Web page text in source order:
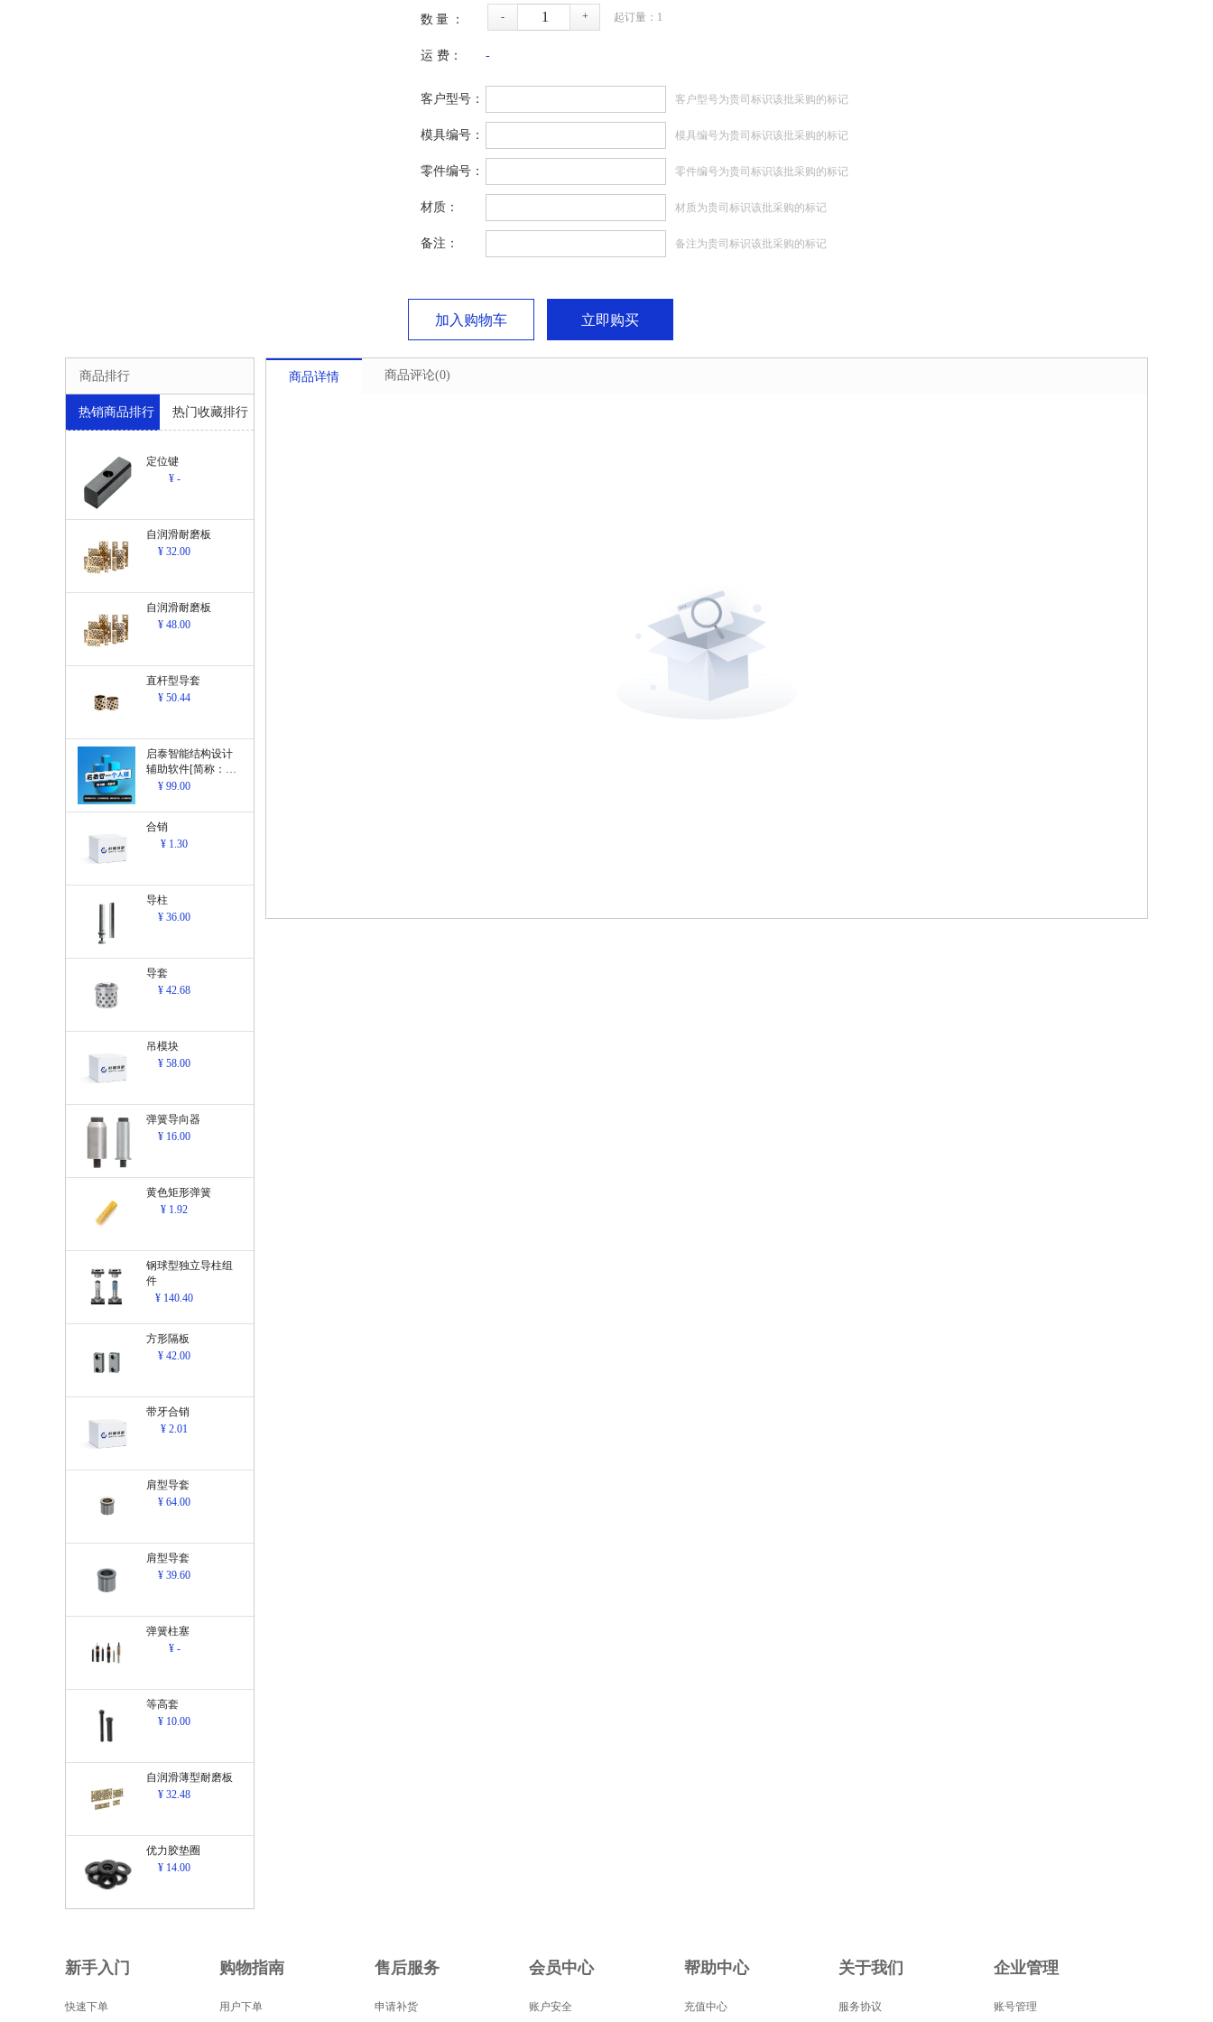
数量： - + 起订量： 1
运 费： -
客户型号： 客户型号为贵司标识该批采购的标记
模具编号： 模具编号为贵司标识该批采购的标记
零件编号： 零件编号为贵司标识该批采购的标记
材质： 材质为贵司标识该批采购的标记
备注： 备注为贵司标识该批采购的标记
加入购物车 立即购买
商品排行
热销商品排行 热门收藏排行
定位键
¥ -
自润滑耐磨板
¥ 32.00
自润滑耐磨板
¥ 48.00
直杆型导套
¥ 50.44
启泰智能结构设计
辅助软件[简称：结
构设计辅助软
¥ 99.00
合销
¥ 1.30
导柱
¥ 36.00
导套
¥ 42.68
吊模块
¥ 58.00
弹簧导向器
¥ 16.00
黄色矩形弹簧
¥ 1.92
钢球型独立导柱组
件
¥ 140.40
方形隔板
¥ 42.00
带牙合销
¥ 2.01
肩型导套
¥ 64.00
肩型导套
¥ 39.60
弹簧柱塞
¥ -
等高套
¥ 10.00
自润滑薄型耐磨板
¥ 32.48
优力胶垫圈
¥ 14.00
商品详情 商品评论(0)
新手入门
快速下单
购物指南
用户下单
售后服务
申请补货
会员中心
账户安全
帮助中心
充值中心
关于我们
服务协议
企业管理
账号管理